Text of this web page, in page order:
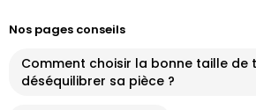
Nos pages conseils
Comment choisir la bonne taille de
déséquilibrer sa pièce ?